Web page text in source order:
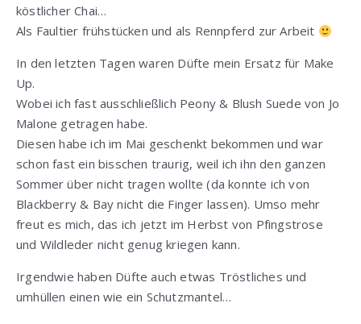
köstlicher Chai…
Als Faultier frühstücken und als Rennpferd zur Arbeit
In den letzten Tagen waren Düfte mein Ersatz für Make
Up.
Wobei ich fast ausschließlich Peony & Blush Suede von Jo
Malone getragen habe.
Diesen habe ich im Mai geschenkt bekommen und war
schon fast ein bisschen traurig, weil ich ihn den ganzen
Sommer über nicht tragen wollte (da konnte ich von
Blackberry & Bay nicht die Finger lassen). Umso mehr
freut es mich, das ich jetzt im Herbst von Pfingstrose
und Wildleder nicht genug kriegen kann.
Irgendwie haben Düfte auch etwas Tröstliches und
umhüllen einen wie ein Schutzmantel…